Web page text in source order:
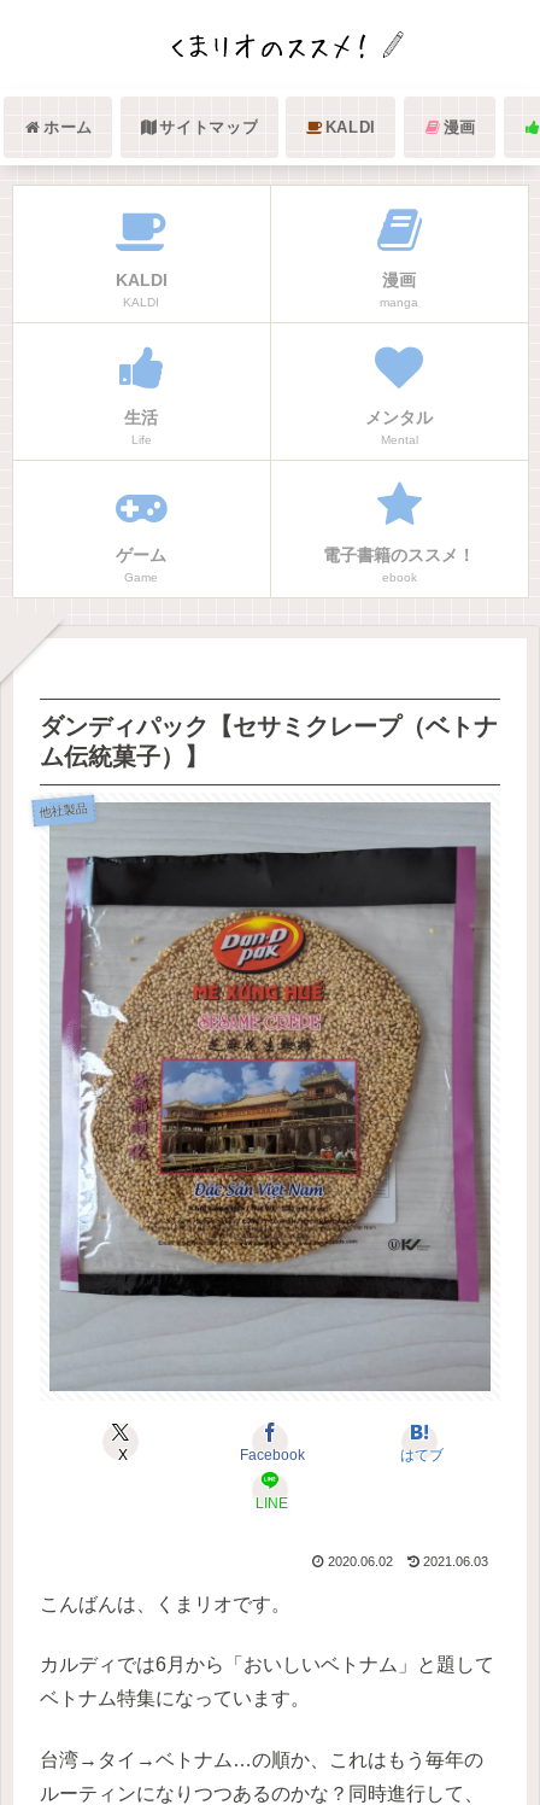
ホーム サイトマップ KALDI 漫画
KALDI
KALDI
漫画
manga
生活
Life
メンタル
Mental
ゲーム
Game
電子書籍のススメ！
ebook
ダンディパック【セサミクレープ（ベトナ
ム伝統菓子）】
他社製品
X Facebook はてブ
LINE
2020.06.02 2021.06.03
こんばんは、くまリオです。
カルディでは6月から「おいしいベトナム」と題して
ベトナム特集になっています。
台湾→タイ→ベトナム…の順か、これはもう毎年の
ルーティンになりつつあるのかな？同時進行して、